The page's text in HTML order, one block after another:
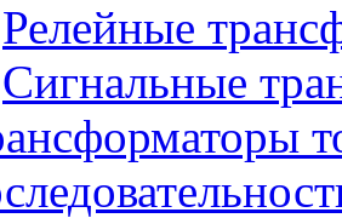
Релейные
Сигнальные